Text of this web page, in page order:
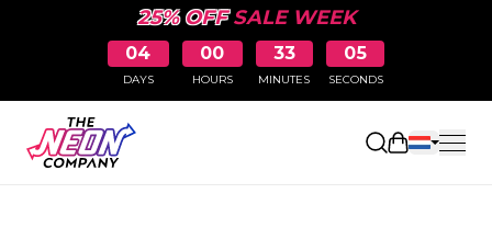
25% OFFSALE WEEK
04
DAYS
00
HOURS
33
MINUTES
05
SECONDS
PAGINA NIET